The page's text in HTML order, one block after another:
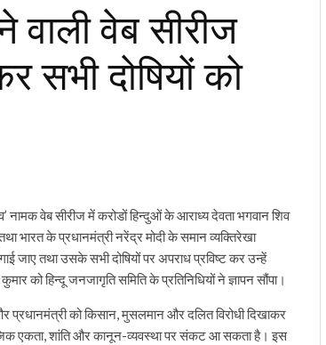
वेब सीरीज
सभी दोषियों को
नामक वेब सीरीज में करोडों हिन्दुओं के आराध्य देवता भगवान शिव
भारत के प्रधानमंत्री नरेंद्र मोदी के समान व्यक्तिरेखा
जाए तथा उसके सभी दोषियों पर अपराध प्रविष्ट कर उन्हें
को हिन्दू जनजागृति समिति के प्रतिनिधियों ने ज्ञापन सौंपा।
प्रधानमंत्री को किसान, मुसलमान और दलित विरोधी दिखाकर
एकता, शांति और कानून-व्यवस्था पर संकट आ सकता है। इस